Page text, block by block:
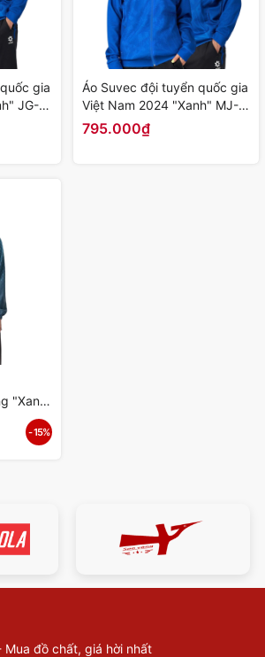
gia
JG-
Áo Suvec đội tuyển quốc gia
Việt Nam 2024 "Xanh" MJ-
PJ-979 - Hàng Chính Hãng
795.000₫
"Xanh
Chính
- 15%
Mua đồ chất, giá hời nhất